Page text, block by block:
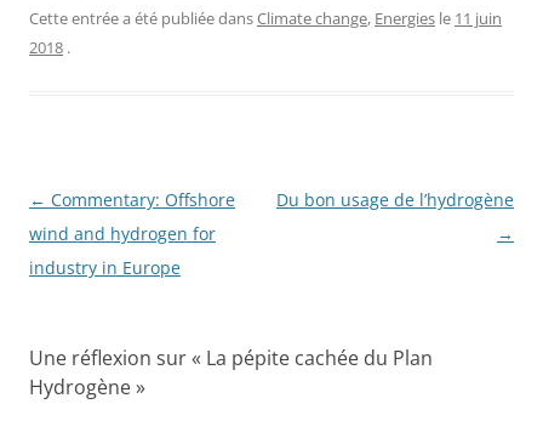
c
o
k
itt ta
Cette entrée a été publiée dansClimate change, Energies le 11 juin
2018 .
Navigation
des
articles
← Commentary: Offshore
wind and hydrogen for
industry in Europe
Du bon usage de l’hydrogène
→
Une réflexion sur « La pépite cachée du Plan
Hydrogène»